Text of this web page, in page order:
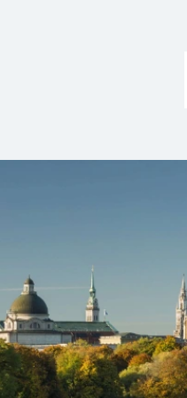
wie der
, von
besten beim
in der Nähe: einen